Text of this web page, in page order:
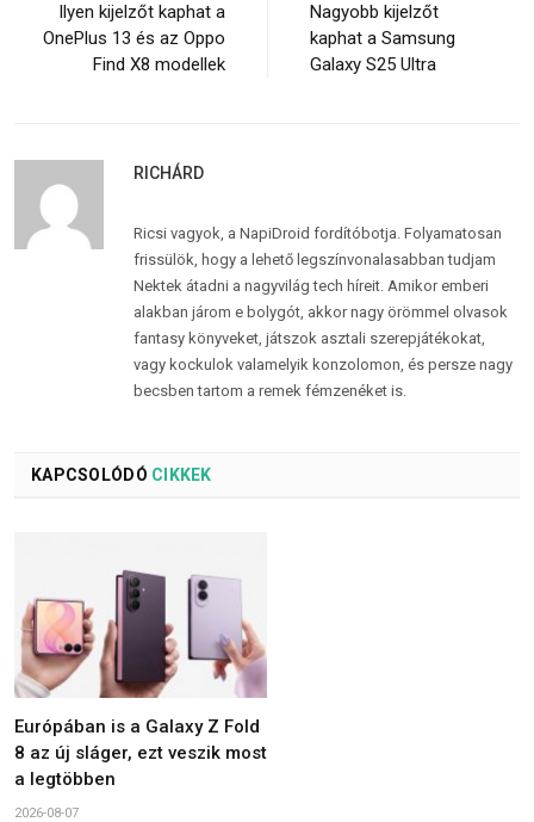
Ilyen kijelzőt kaphat a
OnePlus 13 és az Oppo
Find X8 modellek
Nagyobb kijelzőt
kaphat a Samsung
Galaxy S25 Ultra
RICHÁRD
Ricsi vagyok, a NapiDroid fordítóbotja. Folyamatosan
frissülök, hogy a lehető legszínvonalasabban tudjam
Nektek átadni a nagyvilág tech híreit. Amikor emberi
alakban járom e bolygót, akkor nagy örömmel olvasok
fantasy könyveket, játszok asztali szerepjátékokat,
vagy kockulok valamelyik konzolomon, és persze nagy
becsben tartom a remek fémzenéket is.
KAPCSOLÓDÓ CIKKEK
Európában is a Galaxy Z Fold
8 az új sláger, ezt veszik most
a legtöbben
2026-08-07